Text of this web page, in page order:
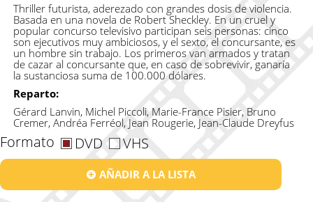
Thriller futurista, aderezado con grandes dosis de violencia.
Basada en una novela de Robert Sheckley. En un cruel y
popular concurso televisivo participan seis personas: cinco
son ejecutivos muy ambiciosos, y el sexto, el concursante, es
un hombre sin trabajo. Los primeros van armados y tratan
de cazar al concursante que, en caso de sobrevivir, ganaría
la sustanciosa suma de 100.000 dólares.
Reparto:
Gérard Lanvin, Michel Piccoli, Marie-France Pisier, Bruno
Cremer, Andréa Ferréol, Jean Rougerie, Jean-Claude Dreyfus
Formato DVD VHS
AÑADIR A LA LISTA